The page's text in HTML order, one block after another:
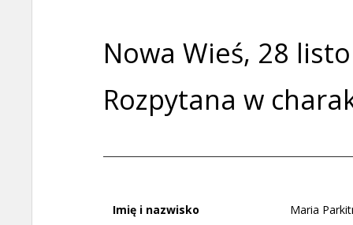
Nowa Wieś, 28
Rozpytana w
Imię i nazwisko
Maria